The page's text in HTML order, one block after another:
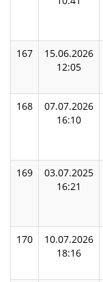
167
15.06.2026
12:05
168
07.07.2026
16:10
169
03.07.2025
16:21
170
10.07.2026
18:16